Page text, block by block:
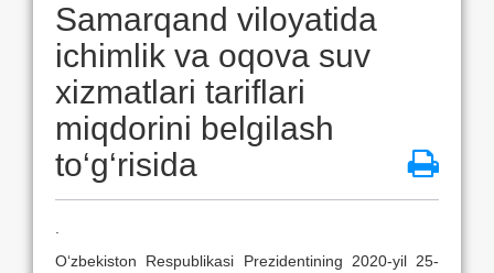
Samarqand viloyatida
ichimlik va oqova suv
xizmatlari tariflari
miqdorini belgilash
to‘g‘risida
O‘zbekiston Respublikasi Prezidentining 2020-yil 25-